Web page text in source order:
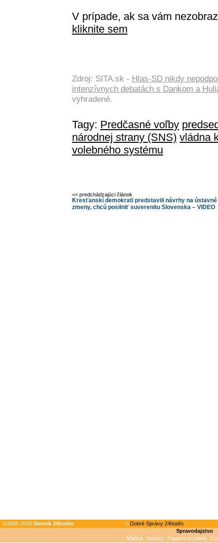
V prípade, ak sa vám
kliknite sem
Zdroj: SITA.sk - Hlas-SD nikdy
intenzívnych debatách s Dankom a
vyhradené.
Tagy: Predčasné voľby
národnej strany (SNS) vládna
volebného systému
<< predchádzajúci článok
Kresťanskí demokrati predstavili návrhy na ústavné
zmeny, chcú posilniť suverenitu Slovenska – VIDEO
©2005-2026 Denník 24hodin
Dobré Správy 24hodín
Spravodajstvo
Mačka
Správy Papierové palety